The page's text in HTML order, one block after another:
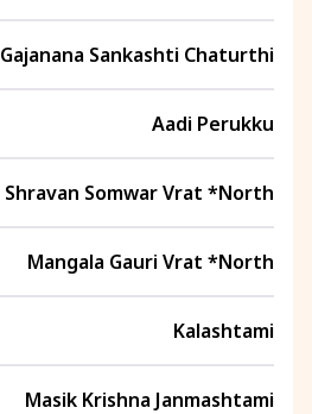
Gajanana Sankashti Chaturthi
Aadi Perukku
Shravan Somwar Vrat *North
Mangala Gauri Vrat *North
Kalashtami
Masik Krishna Janmashtami